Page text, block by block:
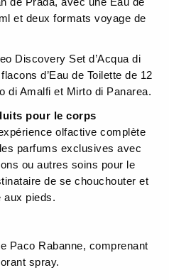
de Prada, avec une Eau de
et deux formats voyage de
Discovery Set d’Acqua di
d’Eau de Toilette de 12
di Amalfi et Mirto di Panarea.
pour le corps
olfactive complète
parfums exclusives avec
ou autres soins pour le
de se chouchouter et
aux pieds.
Paco Rabanne, comprenant
spray.